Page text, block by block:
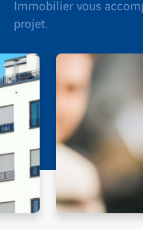
Immobilier vous
projet.